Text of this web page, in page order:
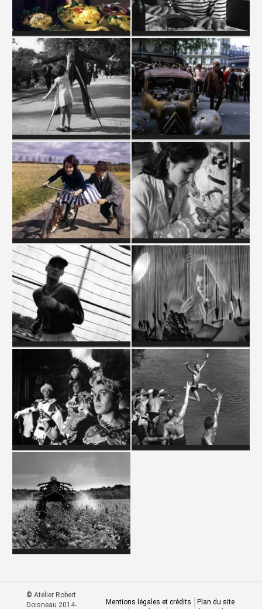
PAYS ÉTRANGERS - USA PEINTRES ET SCULPTEURS
PHOTOGRAPHES POLITIQUE
PUBLICITÉ SCIENCES
SPORTS TAPISSERIE
THÉÂTRE - ACTEURS
© Atelier Robert
Doisneau 2014-
Mentions légales et crédits
Plan du site